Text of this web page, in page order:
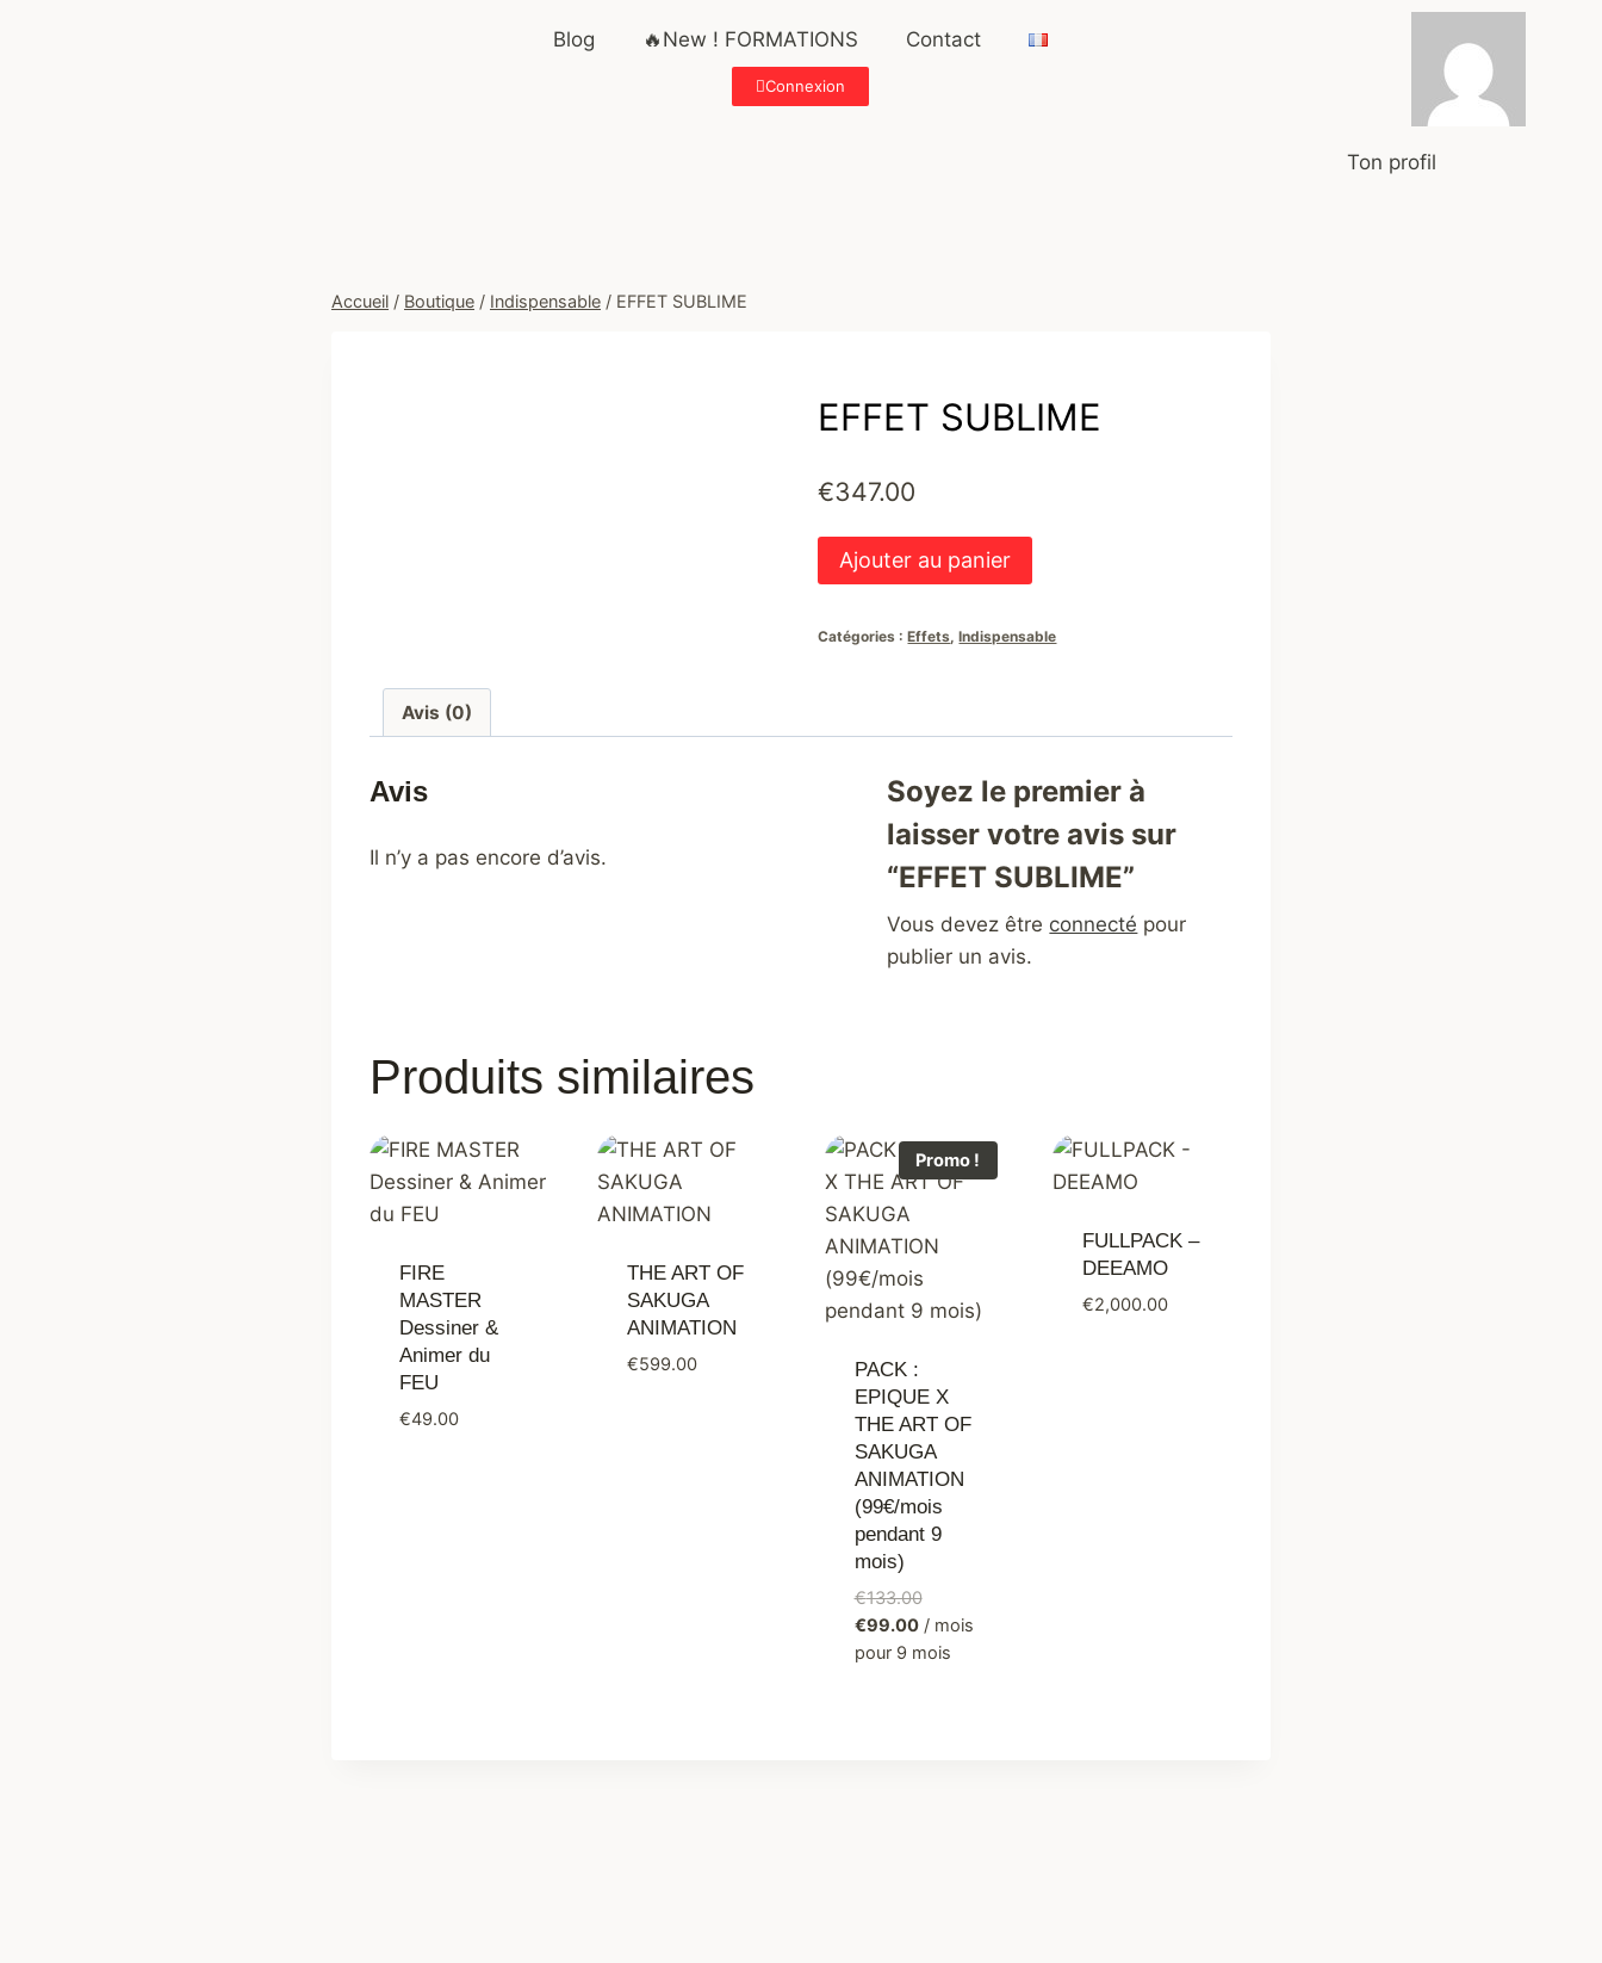
Blog 🔥New ! FORMATIONS Contact
Connexion
Ton profil
Accueil / Boutique / Indispensable / EFFET SUBLIME
EFFET SUBLIME
€347.00
Ajouter au panier
Catégories :Effets,Indispensable
Avis (0)
Avis
Il n’y a pas encore d’avis.
Soyez le premier à
laisser votre avis sur
“EFFET SUBLIME”
Vous devez être connecté pour
publier un avis.
Produits similaires
FIRE
MASTER
Dessiner &
Animer du
FEU
€49.00
THE ART OF
SAKUGA
ANIMATION
€599.00
Promo !
PACK :
EPIQUE X
THE ART OF
SAKUGA
ANIMATION
(99€/mois
pendant 9
mois)
€133.00
€99.00 / mois
pour 9 mois
FULLPACK –
DEEAMO
€2,000.00